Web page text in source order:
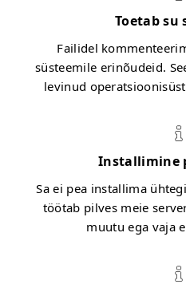
Toetab su
Failidel
süsteemile erinõudeid.
levinud
Installimine
Sa ei pea installima
töötab pilves meie
muutu ega vaja